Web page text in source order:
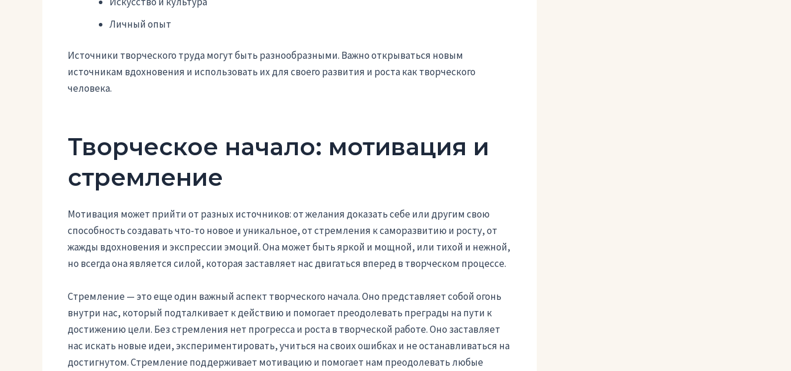
Личный опыт
Источники творческого труда могут быть разнообразными. Важно открываться новым
источникам вдохновения и использовать их для своего развития и роста как творческого
человека.
Творческое начало: мотивация и
стремление
Мотивация может прийти от разных источников: от желания доказать себе или другим свою
способность создавать что-то новое и уникальное, от стремления к саморазвитию и росту, от
жажды вдохновения и экспрессии эмоций. Она может быть яркой и мощной, или тихой и нежной,
но всегда она является силой, которая заставляет нас двигаться вперед в творческом процессе.
Стремление — это еще один важный аспект творческого начала. Оно представляет собой огонь
внутри нас, который подталкивает к действию и помогает преодолевать преграды на пути к
достижению цели. Без стремления нет прогресса и роста в творческой работе. Оно заставляет
нас искать новые идеи, экспериментировать, учиться на своих ошибках и не останавливаться на
достигнутом. Стремление поддерживает мотивацию и помогает нам преодолевать любые